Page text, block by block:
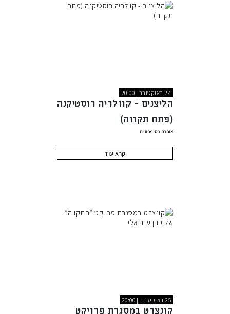
24 באוקטובר | 20:00
הליצנים - קוולריה רוסטיקנה
(פתח תקווה)
אופרה בסימפונית
קרא עוד
25 באוקטובר | 20:00
קונצרט במסגרת פרויקט